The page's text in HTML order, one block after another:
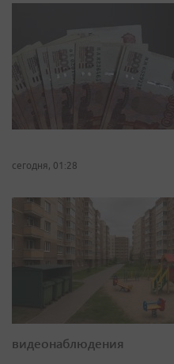
сегодня, 01:28
видеонаблюдения